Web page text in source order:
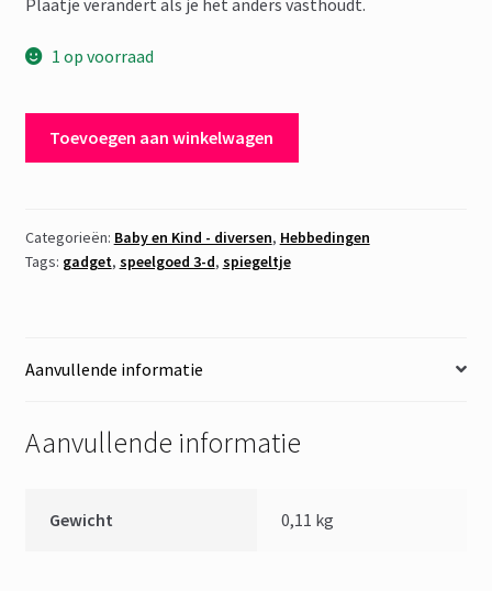
1 op voorraad
Toevoegen aan winkelwagen
Categorieën: Baby en Kind - diversen, Hebbedingen
Tags: gadget, speelgoed 3-d, spiegeltje
Aanvullende informatie
Aanvullende informatie
Gewicht 0,11 kg